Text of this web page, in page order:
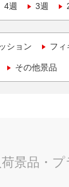
4週 3週
ション フィ
その他景品